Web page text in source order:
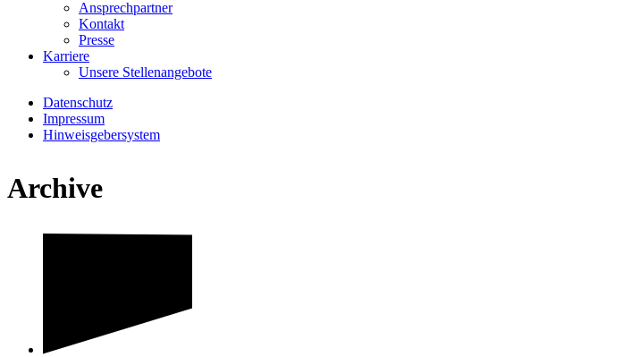
Ansprechpartner
Kontakt
Presse
Karriere
Unsere Stellenangebote
Datenschutz
Impressum
Hinweisgebersystem
Archive